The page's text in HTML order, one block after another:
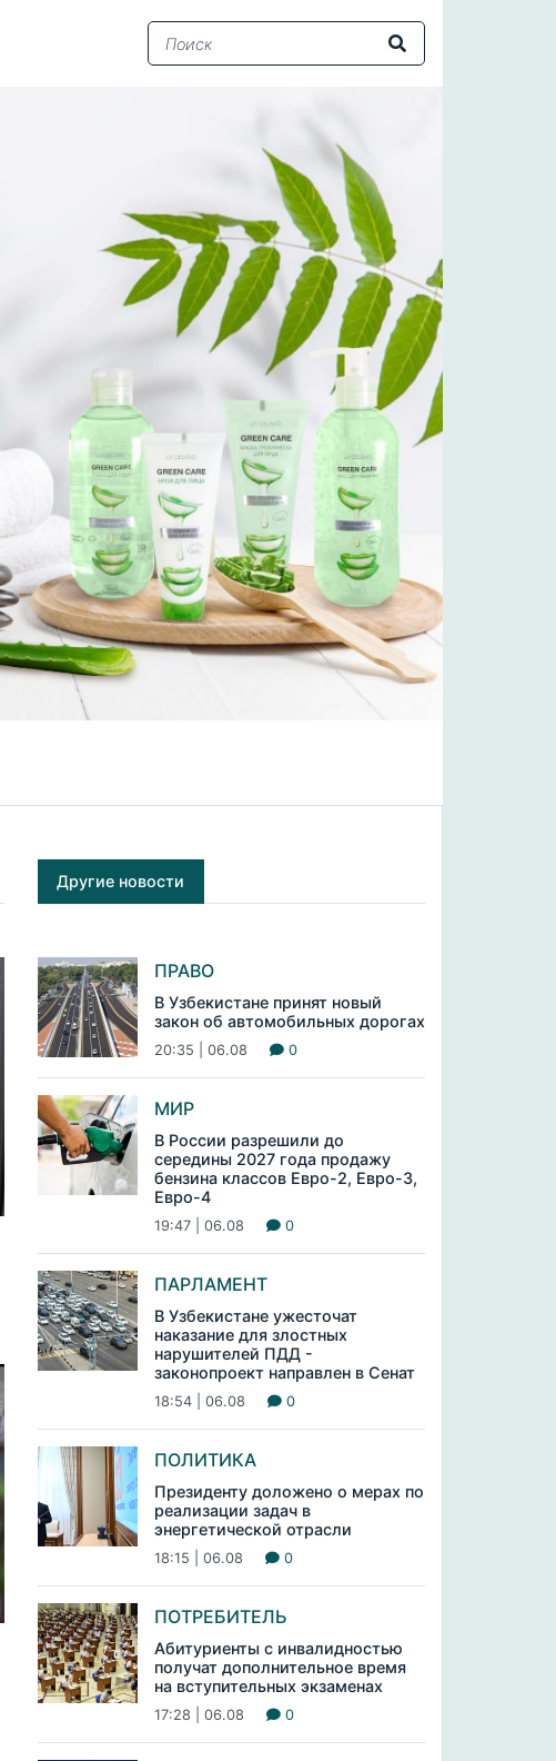
Другие новости
ПРАВО
В Узбекистане принят новый
закон об автомобильных дорогах
20:35 | 06.08 0
МИР
В России разрешили до
середины 2027 года продажу
бензина классов Евро-2, Евро-3,
Евро-4
19:47 | 06.08 0
ПАРЛАМЕНТ
В Узбекистане ужесточат
наказание для злостных
нарушителей ПДД -
законопроект направлен в Сенат
18:54 | 06.08 0
ПОЛИТИКА
Президенту доложено о мерах по
реализации задач в
энергетической отрасли
18:15 | 06.08 0
ПОТРЕБИТЕЛЬ
Абитуриенты с инвалидностью
получат дополнительное время
на вступительных экзаменах
17:28 | 06.08 0